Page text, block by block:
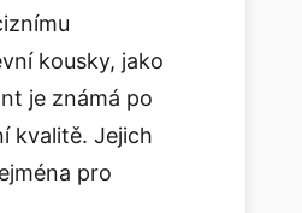
kousky, jako
je známá po
kvalitě. Jejich
pro